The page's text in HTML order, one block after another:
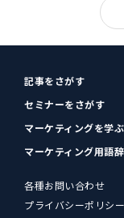
記事をさがす
セミナーをさがす
マーケティングを学ぶ
マーケティング用語
各種お問い合わせ
プライバシーポリシー